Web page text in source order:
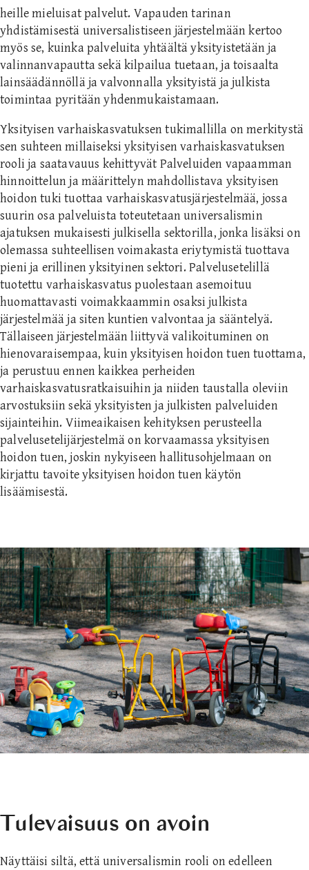
heille mieluisat palvelut. Vapauden tarinan
yhdistämisestä universalistiseen järjestelmään kertoo
myös se, kuinka palveluita yhtäältä yksityistetään ja
valinnanvapautta sekä kilpailua tuetaan, ja toisaalta
lainsäädännöllä ja valvonnalla yksityistä ja julkista
toimintaa pyritään yhdenmukaistamaan.
Yksityisen varhaiskasvatuksen tukimallilla on merkitystä
sen suhteen millaiseksi yksityisen varhaiskasvatuksen
rooli ja saatavauus kehittyvät Palveluiden vapaamman
hinnoittelun ja määrittelyn mahdollistava yksityisen
hoidon tuki tuottaa varhaiskasvatusjärjestelmää, jossa
suurin osa palveluista toteutetaan universalismin
ajatuksen mukaisesti julkisella sektorilla, jonka lisäksi on
olemassa suhteellisen voimakasta eriytymistä tuottava
pieni ja erillinen yksityinen sektori. Palvelusetelillä
tuotettu varhaiskasvatus puolestaan asemoituu
huomattavasti voimakkaammin osaksi julkista
järjestelmää ja siten kuntien valvontaa ja sääntelyä.
Tällaiseen järjestelmään liittyvä valikoituminen on
hienovaraisempaa, kuin yksityisen hoidon tuen tuottama,
ja perustuu ennen kaikkea perheiden
varhaiskasvatusratkaisuihin ja niiden taustalla oleviin
arvostuksiin sekä yksityisten ja julkisten palveluiden
sijainteihin. Viimeaikaisen kehityksen perusteella
palvelusetelijärjestelmä on korvaamassa yksityisen
hoidon tuen, joskin nykyiseen hallitusohjelmaan on
kirjattu tavoite yksityisen hoidon tuen käytön
lisäämisestä.
Tulevaisuus on avoin
Näyttäisi siltä, että universalismin rooli on edelleen